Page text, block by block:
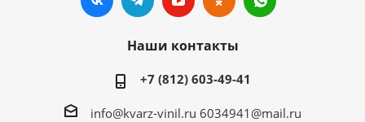
Наши контакты
+7 (812) 603-49-41
info@kvarz-vinil.ru 6034941@mail.ru